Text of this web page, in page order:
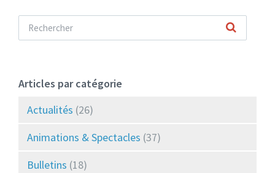
Articles par catégorie
Actualités (26)
Animations & Spectacles (37)
Bulletins (18)